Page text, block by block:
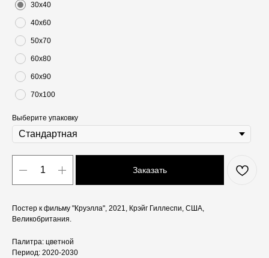
30х40
40х60
50х70
60х80
60х90
70х100
Выберите упаковку
Заказать
Постер к фильму "Круэлла", 2021, Крэйг Гиллеспи, США,
Великобритания.
Палитра: цветной
Период: 2020-2030